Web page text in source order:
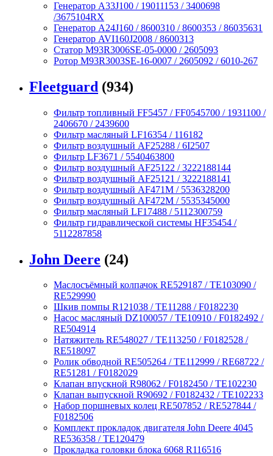
Генератор A33J100 / 19011153 / 3400698
/3675104RX
Генератор A24J160 / 8600310 / 8600353 / 86035631
Генератор AVI160J2008 / 8600313
Статор M93R3006SE-05-0000 / 2605093
Ротор M93R3003SE-16-0007 / 2605092 / 6010-267
Fleetguard (934)
Фильтр топливный FF5457 / FF0545700 / 1931100 /
2406670 / 2439600
Фильтр масляный LF16354 / 116182
Фильтр воздушный AF25288 / 6I2507
Фильтр LF3671 / 5540463800
Фильтр воздушный AF25122 / 3222188144
Фильтр воздушный AF25121 / 3222188141
Фильтр воздушный AF471M / 5536328200
Фильтр воздушный AF472M / 5535345000
Фильтр масляный LF17488 / 5112300759
Фильтр гидравлической системы HF35454 /
5112287858
John Deere (24)
Маслосъёмный колпачок RE529187 / TE103090 /
RE529990
Шкив помпы R121038 / TE11288 / F0182230
Насос масляный DZ100057 / TE10910 / F0182492 /
RE504914
Натяжитель RE548027 / TE113250 / F0182528 /
RE518097
Ролик обводной RE505264 / TE112999 / RE68722 /
RE51281 / F0182029
Клапан впускной R98062 / F0182450 / TE102230
Клапан выпускной R90692 / F0182432 / TE102233
Набор поршневых колец RE507852 / RE527844 /
F0182506
Комплект прокладок двигателя John Deere 4045
RE536358 / TE120479
Прокладка головки блока 6068 R116516